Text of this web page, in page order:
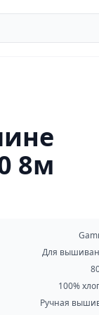
8м
Для
100%
Ручная